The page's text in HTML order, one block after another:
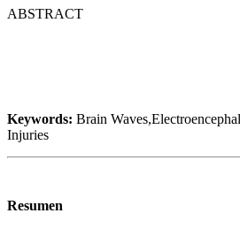
ABSTRACT
Keywords: Brain
Injuries
Resumen